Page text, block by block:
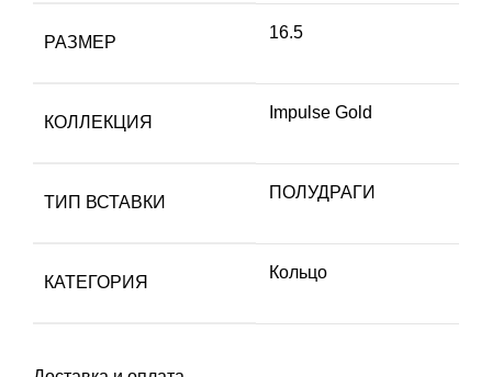
РАЗМЕР
16.5
КОЛЛЕКЦИЯ
Impulse Gold
ТИП ВСТАВКИ
ПОЛУДРАГИ
КАТЕГОРИЯ
Кольцо